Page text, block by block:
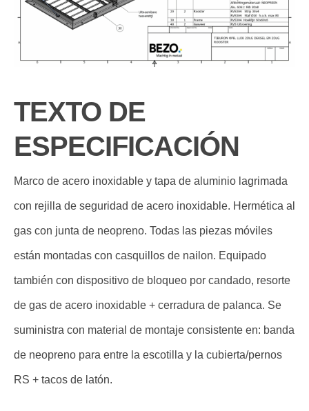
TEXTO DE
ESPECIFICACIÓN
Marco de acero inoxidable y tapa de aluminio lagrimada
con rejilla de seguridad de acero inoxidable. Hermética al
gas con junta de neopreno. Todas las piezas móviles
están montadas con casquillos de nailon. Equipado
también con dispositivo de bloqueo por candado, resorte
de gas de acero inoxidable + cerradura de palanca. Se
suministra con material de montaje consistente en: banda
de neopreno para entre la escotilla y la cubierta/pernos
RS + tacos de latón.